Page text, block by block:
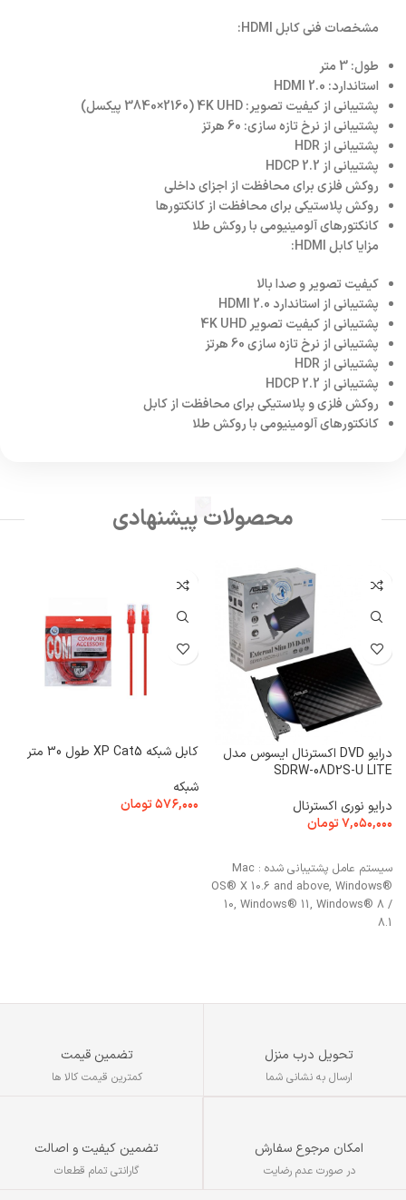
مشخصات فنی کابل HDMI:
طول: 3 متر
استاندارد: HDMI 2.0
پشتیبانی از کیفیت تصویر: 4K UHD (3840×2160 پیکسل)
پشتیبانی از نرخ تازه سازی: 60 هرتز
پشتیبانی از HDR
پشتیبانی از HDCP 2.2
روکش فلزی برای محافظت از اجزای داخلی
روکش پلاستیکی برای محافظت از کانکتورها
کانکتورهای آلومینیومی با روکش طلا
مزایا کابل HDMI:
کیفیت تصویر و صدا بالا
پشتیبانی از استاندارد HDMI 2.0
پشتیبانی از کیفیت تصویر 4K UHD
پشتیبانی از نرخ تازه سازی 60 هرتز
پشتیبانی از HDR
پشتیبانی از HDCP 2.2
روکش فلزی و پلاستیکی برای محافظت از کابل
کانکتورهای آلومینیومی با روکش طلا
محصولات پیشنهادی
درایو DVD اکسترنال ایسوس مدل
SDRW-08D2S-U LITE
درایو نوری اکسترنال
۷,۰۵۰,۰۰۰تومان
سیستم عامل پشتیبانی شده : Mac
OS® X 10.6 and above, Windows®
10, Windows® 11, Windows® 8 /
8.1
کابل شبکه XP Cat5 طول 30 متر
شبکه
۵۷۶,۰۰۰تومان
تحویل درب منزل
ارسال به نشانی شما
تضمین قیمت
کمترین قیمت کالا ها
امکان مرجوع سفارش
در صورت عدم رضایت
تضمین کیفیت و اصالت
گارانتی تمام قطعات